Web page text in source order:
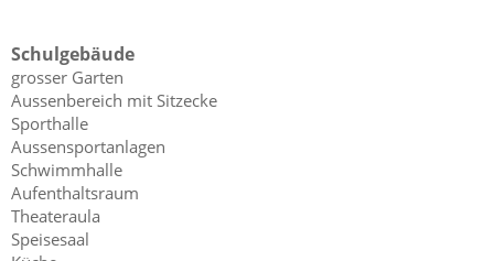
Schulgebäude
grosser Garten
Aussenbereich mit Sitzecke
Sporthalle
Aussensportanlagen
Schwimmhalle
Aufenthaltsraum
Theateraula
Speisesaal